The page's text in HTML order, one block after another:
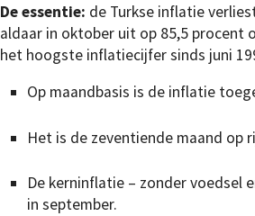
De essentie: de Turkse inflatie
aldaar in oktober uit op 85,5 procent
het hoogste inflatiecijfer sinds juni
Op maandbasis is de inflatie
Het is de zeventiende maand
De kerninflatie – zonder voedsel
in september.